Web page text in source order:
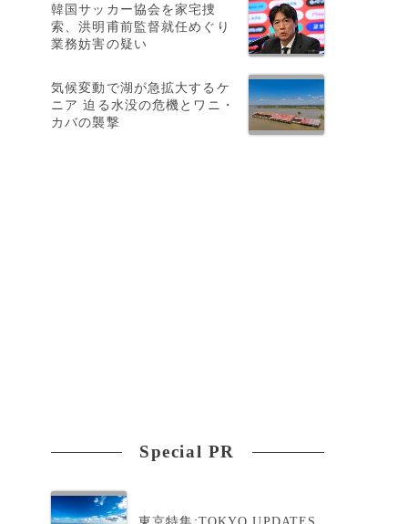
韓国サッカー協会を家宅捜
索、洪明甫前監督就任めぐり
業務妨害の疑い
気候変動で湖が急拡大するケ
ニア 迫る水没の危機とワニ・
カバの襲撃
Special PR
東京特集:TOKYO UPDATES